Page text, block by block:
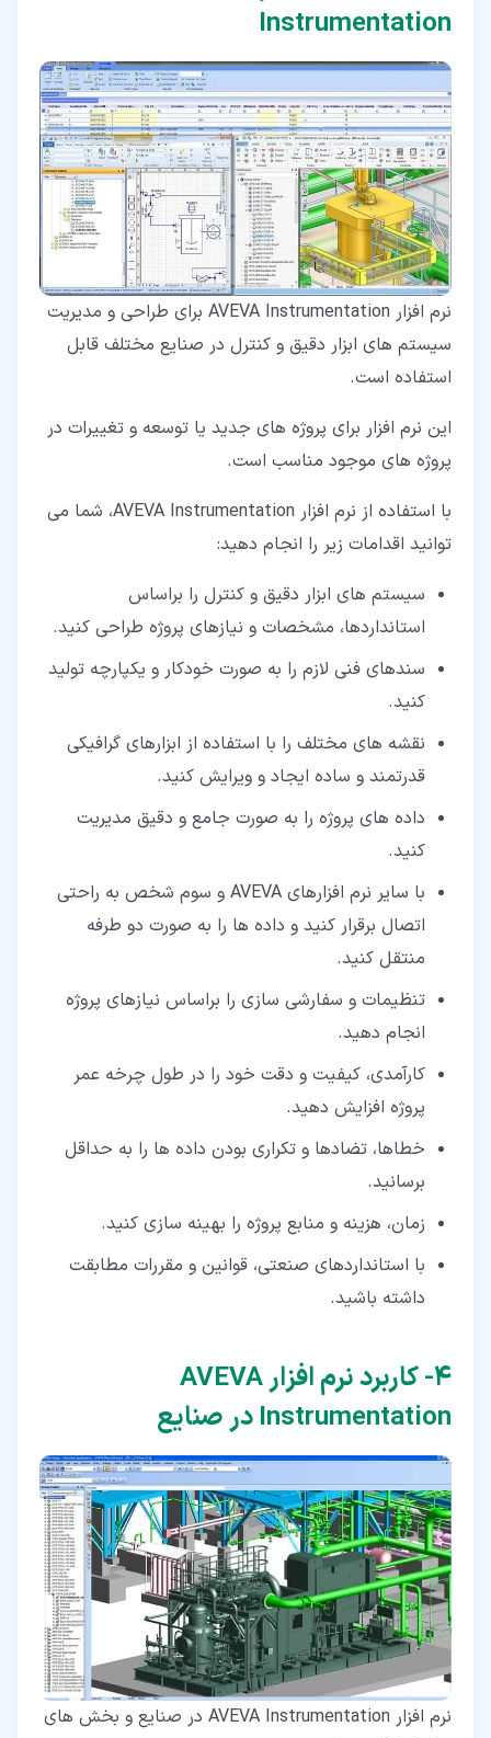
Instrumentation
نرم افزار AVEVA Instrumentation برای طراحی و مدیریت
سیستم های ابزار دقیق و کنترل در صنایع مختلف قابل
استفاده است.
این نرم افزار برای پروژه های جدید یا توسعه و تغییرات در
پروژه های موجود مناسب است.
با استفاده از نرم افزار AVEVA Instrumentation، شما می
توانید اقدامات زیر را انجام دهید:
سیستم های ابزار دقیق و کنترل را براساس
استانداردها، مشخصات و نیازهای پروژه طراحی کنید.
سندهای فنی لازم را به صورت خودکار و یکپارچه تولید
کنید.
نقشه های مختلف را با استفاده از ابزارهای گرافیکی
قدرتمند و ساده ایجاد و ویرایش کنید.
داده های پروژه را به صورت جامع و دقیق مدیریت
کنید.
با سایر نرم افزارهای AVEVA و سوم شخص به راحتی
اتصال برقرار کنید و داده ها را به صورت دو طرفه
منتقل کنید.
تنظیمات و سفارشی سازی را براساس نیازهای پروژه
انجام دهید.
کارآمدی، کیفیت و دقت خود را در طول چرخه عمر
پروژه افزایش دهید.
خطاها، تضادها و تکراری بودن داده ها را به حداقل
برسانید.
زمان، هزینه و منابع پروژه را بهینه سازی کنید.
با استانداردهای صنعتی، قوانین و مقررات مطابقت
داشته باشید.
۴‏- کاربرد نرم افزار AVEVA
Instrumentation در صنایع
نرم افزار AVEVA Instrumentation در صنایع و بخش های